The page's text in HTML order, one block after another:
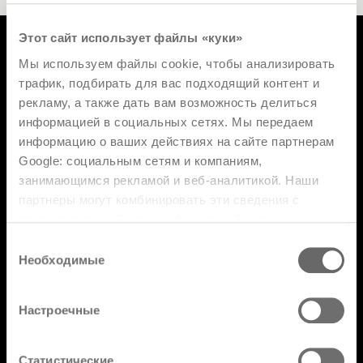
Этот сайт использует файлы «куки»
Мы используем файлы cookie, чтобы анализировать
трафик, подбирать для вас подходящий контент и
рекламу, а также дать вам возможность делиться
информацией в социальных сетях. Мы передаем
информацию о ваших действиях на сайте партнерам
Google: социальным сетям и компаниям,
занимающимся рекламой и веб-аналитикой. Наши
вами их сервисов.
согласия
Необходимые
Настроечные
Продукция
Дизайнер
Кaтaлoги
FAQ
Раздел с ограниченным доступом